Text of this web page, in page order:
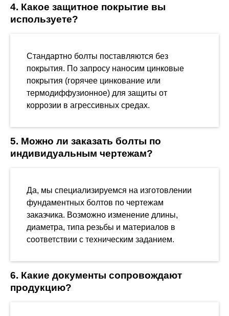
4. Какое защитное покрытие вы
используете?
Стандартно болты поставляются без
покрытия. По запросу наносим цинковые
покрытия (горячее цинкование или
термодиффузионное) для защиты от
коррозии в агрессивных средах.
5. Можно ли заказать болты по
индивидуальным чертежам?
Да, мы специализируемся на изготовлении
фундаментных болтов по чертежам
заказчика. Возможно изменение длины,
диаметра, типа резьбы и материалов в
соответствии с техническим заданием.
6. Какие документы сопровождают
продукцию?